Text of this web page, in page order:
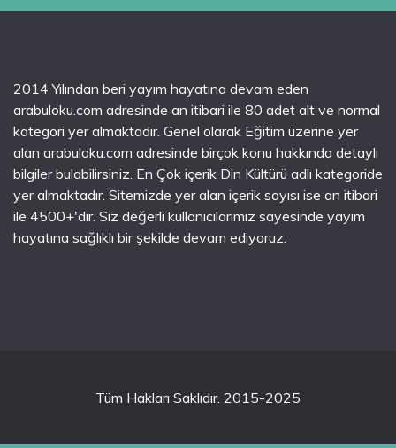
2014 Yılından beri yayım hayatına devam eden
arabuloku.com adresinde an itibari ile 80 adet alt ve normal
kategori yer almaktadır. Genel olarak Eğitim üzerine yer
alan arabuloku.com adresinde birçok konu hakkında detaylı
bilgiler bulabilirsiniz. En Çok içerik Din Kültürü adlı kategoride
yer almaktadır. Sitemizde yer alan içerik sayısı ise an itibari
ile 4500+'dır. Siz değerli kullanıcılarımız sayesinde yayım
hayatına sağlıklı bir şekilde devam ediyoruz.
Tüm Hakları Saklıdır. 2015-2025